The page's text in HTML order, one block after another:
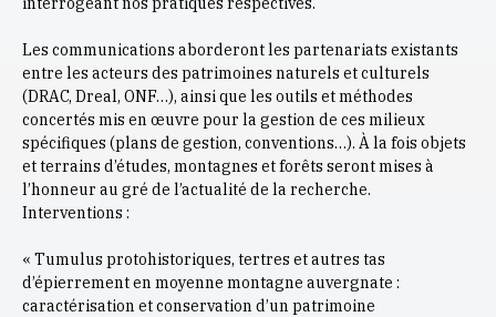
Les communications aborderont les partenariats existants
entre les acteurs des patrimoines naturels et culturels
(DRAC, Dreal, ONF…), ainsi que les outils et méthodes
concertés mis en œuvre pour la gestion de ces milieux
spécifiques (plans de gestion, conventions…). À la fois objets
et terrains d’études, montagnes et forêts seront mises à
l’honneur au gré de l’actualité de la recherche.
Interventions :
« Tumulus protohistoriques, tertres et autres tas
d’épierrement en moyenne montagne auvergnate :
caractérisation et conservation d’un patrimoine